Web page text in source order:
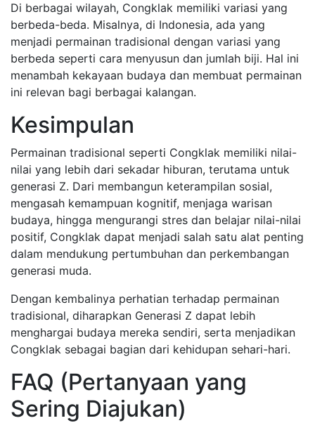
Di berbagai wilayah, Congklak memiliki variasi yang
berbeda-beda. Misalnya, di Indonesia, ada yang
menjadi permainan tradisional dengan variasi yang
berbeda seperti cara menyusun dan jumlah biji. Hal ini
menambah kekayaan budaya dan membuat permainan
ini relevan bagi berbagai kalangan.
Kesimpulan
Permainan tradisional seperti Congklak memiliki nilai-
nilai yang lebih dari sekadar hiburan, terutama untuk
generasi Z. Dari membangun keterampilan sosial,
mengasah kemampuan kognitif, menjaga warisan
budaya, hingga mengurangi stres dan belajar nilai-nilai
positif, Congklak dapat menjadi salah satu alat penting
dalam mendukung pertumbuhan dan perkembangan
generasi muda.
Dengan kembalinya perhatian terhadap permainan
tradisional, diharapkan Generasi Z dapat lebih
menghargai budaya mereka sendiri, serta menjadikan
Congklak sebagai bagian dari kehidupan sehari-hari.
FAQ (Pertanyaan yang
Sering Diajukan)